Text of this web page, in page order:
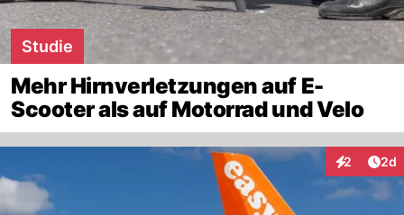
Studie
Mehr Hirnverletzungen auf E-
Scooter als auf Motorrad und Velo
2 2d